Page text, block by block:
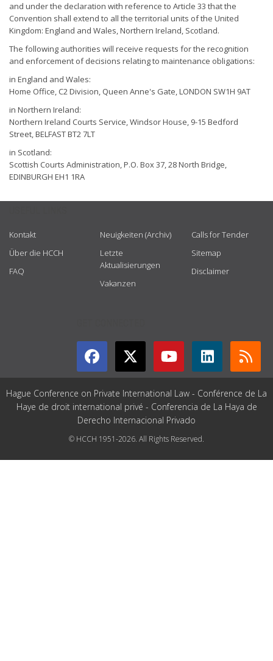
and under the declaration with reference to Article 33 that the
Convention shall extend to all the territorial units of the United
Kingdom: England and Wales, Northern Ireland, Scotland.
The following authorities will receive requests for the recognition
and enforcement of decisions relating to maintenance obligations:
in England and Wales:
Home Office, C2 Division, Queen Anne's Gate, LONDON SW1H 9AT
in Northern Ireland:
Northern Ireland Courts Service, Windsor House, 9-15 Bedford
Street, BELFAST BT2 7LT
in Scotland:
Scottish Courts Administration, P.O. Box 37, 28 North Bridge,
EDINBURGH EH1 1RA
Kontakt
Über die HCCH
FAQ
Neuigkeiten (Archiv)
Letzte
Aktualisierungen
Vakanzen
Calls for Tender
Sitemap
Disclaimer
Hague Conference on Private International Law - Conférence de La
Haye de droit international privé - Conferencia de La Haya de
Derecho Internacional Privado
© HCCH 1951-2026. All Rights Reserved.